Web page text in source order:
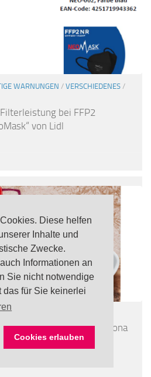
Diese helfen
Inhalte und
Zwecke.
Informationen an
Sie nicht notwendige
für Sie keinerlei
Cookies erlauben
WARNUNGEN / VERSCHIEDENES /
bei FFP2
von Lidl
in tiefgefrorener Freshona